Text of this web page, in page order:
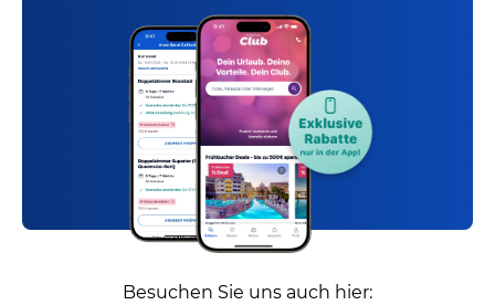
Besuchen Sie uns auch hier: